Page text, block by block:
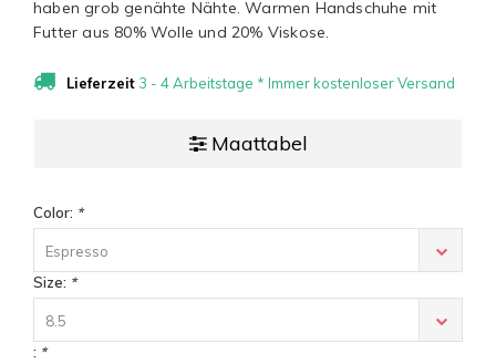
haben grob genähte Nähte. Warmen Handschuhe mit
Futter aus 80% Wolle und 20% Viskose.
Lieferzeit 3 - 4 Arbeitstage * Immer kostenloser Versand
Maattabel
Color: *
Espresso
Size: *
8.5
: *